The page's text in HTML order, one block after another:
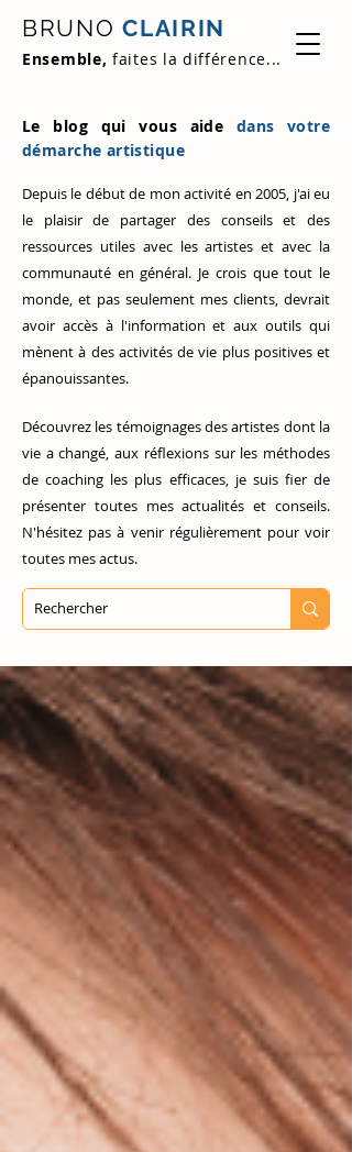
BRUNO CLAIRIN
Ensemble, faites la différence...
Le blog qui vous aide dans votre
démarche artistique
Depuis le début de mon activité en 2005, j'ai eu
le plaisir de partager des conseils et des
ressources utiles avec les artistes et avec la
communauté en général. Je crois que tout le
monde, et pas seulement mes clients, devrait
avoir accès à l'information et aux outils qui
mènent à des activités de vie plus positives et
épanouissantes.
Découvrez les témoignages des artistes dont la
vie a changé, aux réflexions sur les méthodes
de coaching les plus efficaces, je suis fier de
présenter toutes mes actualités et conseils.
N'hésitez pas à venir régulièrement pour voir
toutes mes actus.